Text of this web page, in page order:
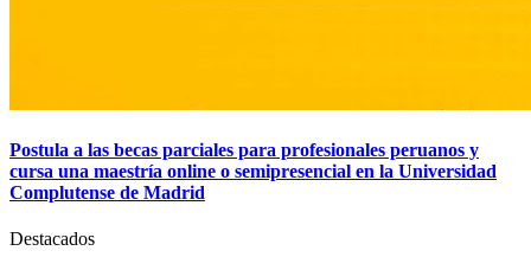
Postula a las becas parciales para profesionales peruanos y
cursa una maestría online o semipresencial en la Universidad
Complutense de Madrid
Destacados